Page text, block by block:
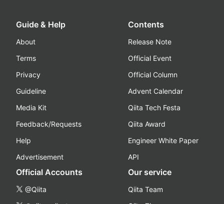
Guide & Help
About
Terms
Privacy
Guideline
Media Kit
Feedback/Requests
Help
Advertisement
Contents
Release Note
Official Event
Official Column
Advent Calendar
Qiita Tech Festa
Qiita Award
Engineer White Paper
API
Official Accounts
@Qiita
Our service
Qiita Team